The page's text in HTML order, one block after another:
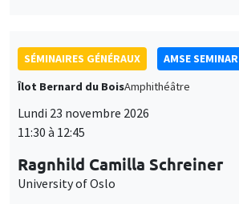
SÉMINAIRES GÉNÉRAUX
AMSE SEMINAR
Îlot Bernard du BoisAmphithéâtre
Lundi 23 novembre 2026
11:30 à 12:45
Ragnhild Camilla Schreiner
University of Oslo